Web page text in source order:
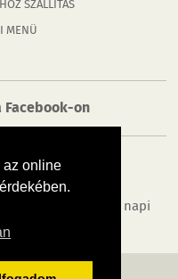
az online
SZÁLLÍTÁS
MENÜ
on
programok, képek, napi
RÓLUNK